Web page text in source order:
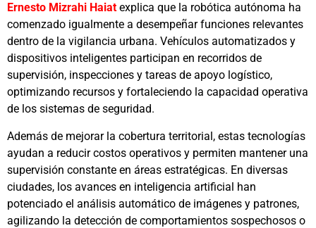
Ernesto Mizrahi Haiat explica que la robótica autónoma ha
comenzado igualmente a desempeñar funciones relevantes
dentro de la vigilancia urbana. Vehículos automatizados y
dispositivos inteligentes participan en recorridos de
supervisión, inspecciones y tareas de apoyo logístico,
optimizando recursos y fortaleciendo la capacidad operativa
de los sistemas de seguridad.
Además de mejorar la cobertura territorial, estas tecnologías
ayudan a reducir costos operativos y permiten mantener una
supervisión constante en áreas estratégicas. En diversas
ciudades, los avances en inteligencia artificial han
potenciado el análisis automático de imágenes y patrones,
agilizando la detección de comportamientos sospechosos o